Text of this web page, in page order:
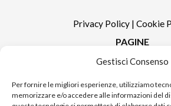
Gestisci Consenso
Per fornire le migliori esperienze, utilizziamo
memorizzare e/o accedere alle informazioni del
Privacy Policy | Cookie
PAGINE
Redazione
Contatti
Pubblicità